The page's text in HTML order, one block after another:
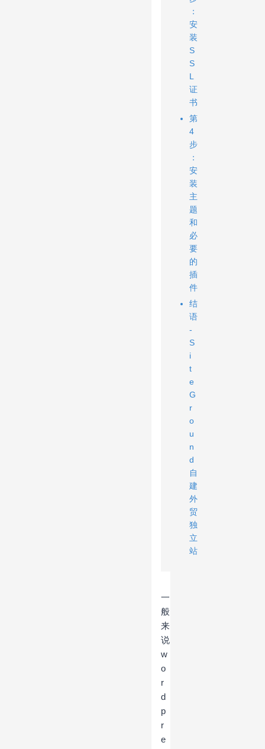
：
安
装
S
S
L
证
书
第
4
步
：
安
装
主
题
和
必
要
的
插
件
结
语
-
S
i
t
e
G
r
o
u
n
d
自
建
外
贸
独
立
站
一
般
来
说
w
o
r
d
p
r
e